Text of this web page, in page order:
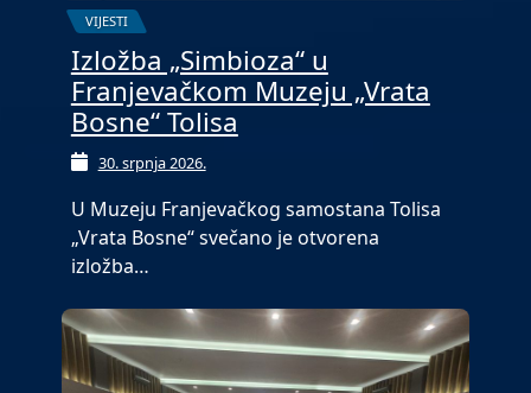
VIJESTI
Izložba „Simbioza“ u
Franjevačkom Muzeju „Vrata
Bosne“ Tolisa
30. srpnja 2026.
U Muzeju Franjevačkog samostana Tolisa
„Vrata Bosne“ svečano je otvorena
izložba…